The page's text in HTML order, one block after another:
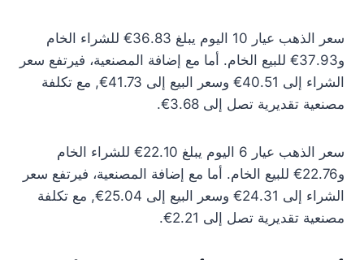
سعر الذهب عيار 10 اليوم يبلغ 36.83€ للشراء الخام
و37.93€ للبيع الخام. أما مع إضافة المصنعية، فيرتفع سعر
الشراء إلى 40.51€ وسعر البيع إلى 41.73€, مع تكلفة
مصنعية تقديرية تصل إلى 3.68€.
سعر الذهب عيار 6 اليوم يبلغ 22.10€ للشراء الخام
و22.76€ للبيع الخام. أما مع إضافة المصنعية، فيرتفع سعر
الشراء إلى 24.31€ وسعر البيع إلى 25.04€, مع تكلفة
مصنعية تقديرية تصل إلى 2.21€.